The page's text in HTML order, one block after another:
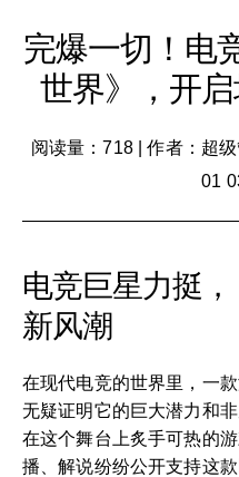
完爆一切！电
世界》，开
阅读量：718|作者：超
01
电竞巨星力挺
新风潮
在现代电竞的世界里，一
无疑证明它的巨大潜力和
在这个舞台上炙手可热的
播、解说纷纷公开支持这